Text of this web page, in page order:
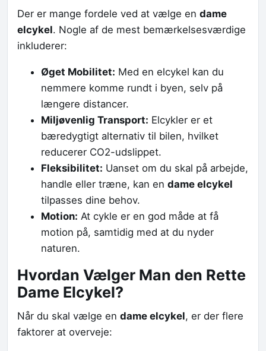
Der er mange fordele ved at vælge en dame
elcykel. Nogle af de mest bemærkelsesværdige
inkluderer:
Øget Mobilitet: Med en elcykel kan du
nemmere komme rundt i byen, selv på
længere distancer.
Miljøvenlig Transport: Elcykler er et
bæredygtigt alternativ til bilen, hvilket
reducerer CO2-udslippet.
Fleksibilitet: Uanset om du skal på arbejde,
handle eller træne, kan en dame elcykel
tilpasses dine behov.
Motion: At cykle er en god måde at få
motion på, samtidig med at du nyder
naturen.
Hvordan Vælger Man den Rette
Dame Elcykel?
Når du skal vælge en dame elcykel, er der flere
faktorer at overveje: